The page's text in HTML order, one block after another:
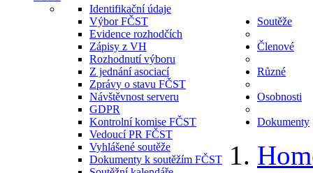
Identifikační údaje
Výbor FČST
Evidence rozhodčích
Zápisy z VH
Rozhodnutí výboru
Z jednání asociací
Zprávy o stavu FČST
Návštěvnost serveru
GDPR
Kontrolní komise FČST
Vedoucí PR FČST
Soutěže
Vyhlášené soutěže
Dokumenty k soutěžím FČST
Členové
Různé
Osobnosti
Dokumenty